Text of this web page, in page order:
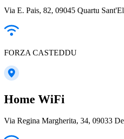
Via E. Pais, 82, 09045 Quartu
FORZA CASTEDDU
Home WiFi
Via Regina Margherita, 34, 09033